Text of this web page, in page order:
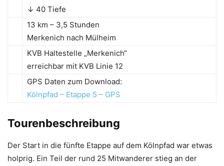
↓ 40 Tiefe
13 km – 3,5 Stunden
Merkenich nach Mülheim
KVB Haltestelle „Merkenich“
erreichbar mit KVB Linie 12
GPS Daten zum Download:
Kölnpfad – Etappe 5 – GPS
Tourenbeschreibung
Der Start in die fünfte Etappe auf dem Kölnpfad war etwas
holprig. Ein Teil der rund 25 Mitwanderer stieg an der